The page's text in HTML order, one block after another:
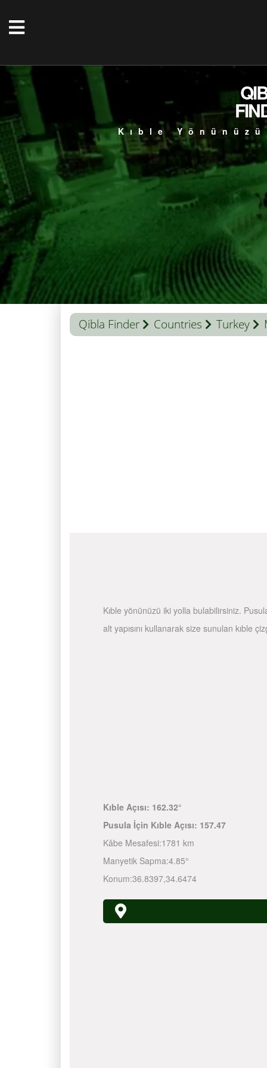
Kıble
Qibla Finder Countries Turkey
Kıble yönünüzü iki yolla bulabilirsiniz.
alt yapısını kullanarak size sunulan kıble
Kıble Açısı: 162.32°
Pusula İçin Kıble Açısı: 157.47
Kâbe Mesafesi:1781 km
Manyetik Sapma:4.85°
Konum:36.8397,34.6474